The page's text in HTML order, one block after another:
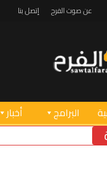
عن صوت الفرح إتصل بنا
البرامج أخبار